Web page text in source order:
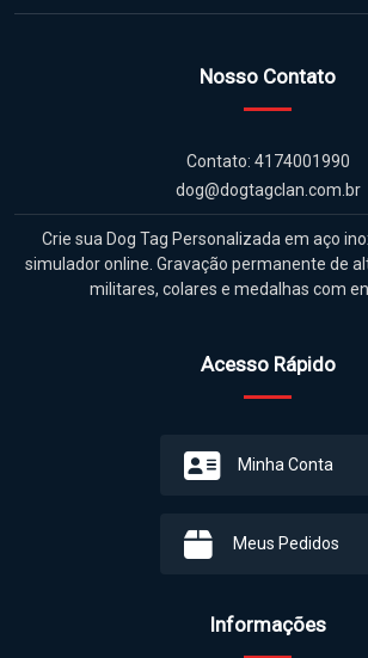
Nosso Contato
Contato: 4174001990
dog@dogtagclan.com.br
Crie sua Dog Tag Personalizada em aço
simulador online. Gravação permanente de
militares, colares e medalhas com
Acesso Rápido
Minha Conta
Meus Pedidos
Informações